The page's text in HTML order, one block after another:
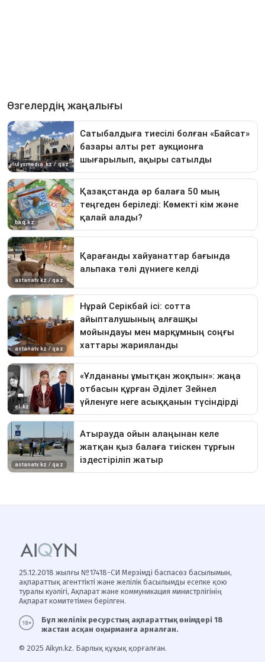
25.12.2018 жылғы №17418-СИ Мерзімді баспасөз басылымын,
ақпараттық агенттікті және желілік басылымды есепке қою
туралы куәлігі, Ақпарат және коммуникация министрлігінің
Ақпарат комитетімен берілген.
Бұл желілік ресурстың ақпараттық өнімдері 18
жастан асқан оқырманға арналған.
© 2025 Aikyn.kz. Барлық құқық қорғалған.